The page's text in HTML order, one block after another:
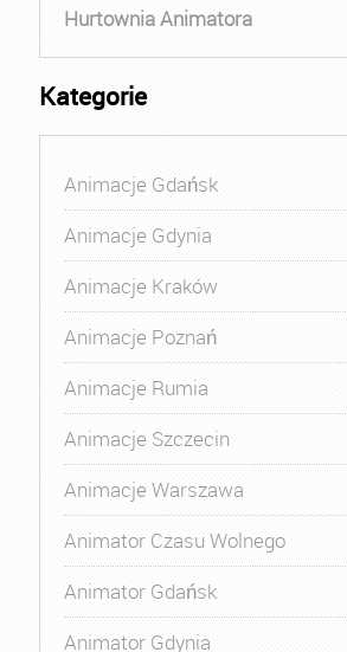
Hurtownia Animatora
Kategorie
Animacje Gdańsk
Animacje Gdynia
Animacje Kraków
Animacje Poznań
Animacje Rumia
Animacje Szczecin
Animacje Warszawa
Animator Czasu Wolnego
Animator Gdańsk
Animator Gdynia